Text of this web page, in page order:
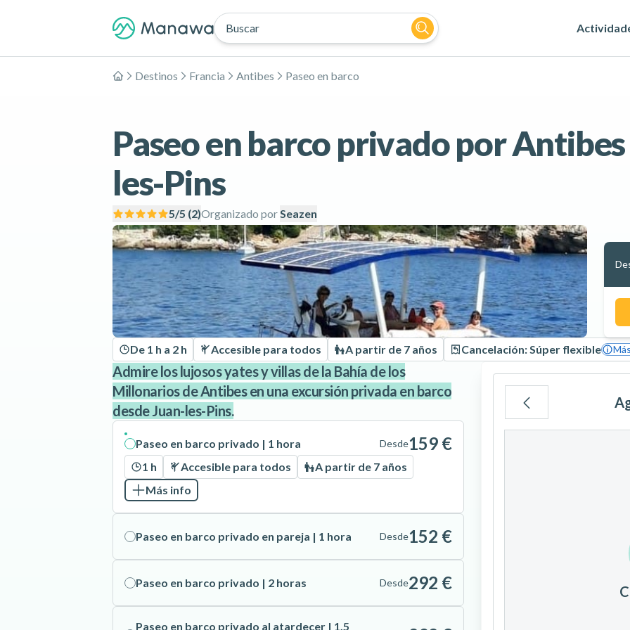
Buscar
Inicio
Destinos Francia Antibes Paseo en barco
Paseo en barco privado por
les-Pins
Organizado porSeazen
5/5 (2)
De 1 h a 2 h Accesible para todos A partir de 7 años Cancelación: Súper flexible
Admire los lujosos yates y villas de la Bahía de los
Millonarios de Antibes en una excursión privada en barco
desde Juan-les-Pins.
Paseo en barco privado | 1 hora Desde159 €
1 h Accesible para todos
A partir de 7 años
Más info
Paseo en barco privado en pareja | 1 hora Desde152 €
Paseo en barco privado | 2 horas Desde292 €
Paseo en barco privado al atardecer | 1,5